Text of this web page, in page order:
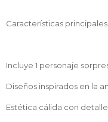
Características principales:
Incluye 1 personaje
Diseños inspirados en la
Estética cálida con